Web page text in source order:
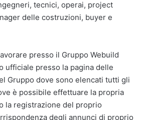
tecnici, operai, project
delle costruzioni, buyer e
presso il Gruppo Webuild
ufficiale presso la pagina delle
Gruppo dove sono elencati tutti gli
è possibile effettuare la propria
la registrazione del proprio
degli annunci di proprio